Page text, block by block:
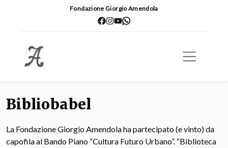
Fondazione Giorgio Amendola
Bibliobabel
La Fondazione Giorgio Amendola ha partecipato (e vinto) da
capofila al Bando Piano “Cultura Futuro Urbano”. “Biblioteca